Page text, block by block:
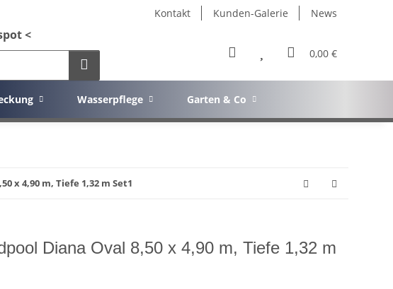
Kontakt Kunden-Galerie News
<
0,00 €
Wasserpflege Garten & Co
x 4,90 m, Tiefe 1,32 m Set1
Diana Oval 8,50 x 4,90 m, Tiefe 1,32 m